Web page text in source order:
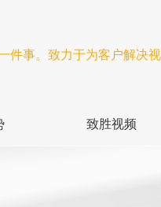
件事。致力于为客户解决视
致胜视频